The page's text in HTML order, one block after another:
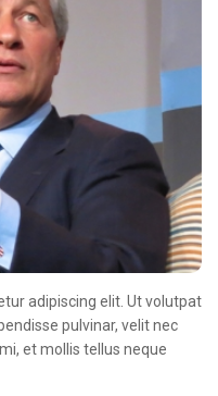
adipiscing elit. Ut volutpat
pulvinar, velit nec
et mollis tellus neque